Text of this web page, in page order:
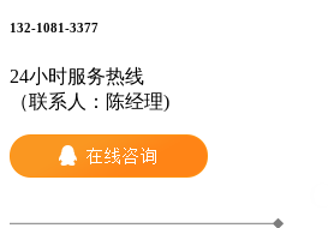
132-1081-3377
24小时服务热线
（联系人：陈经理)